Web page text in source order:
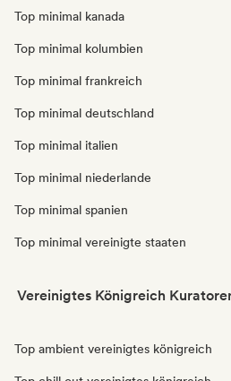
Top minimal kanada
Top minimal kolumbien
Top minimal frankreich
Top minimal deutschland
Top minimal italien
Top minimal niederlande
Top minimal spanien
Top minimal vereinigte staaten
Vereinigtes Königreich
Top ambient vereinigtes königreich